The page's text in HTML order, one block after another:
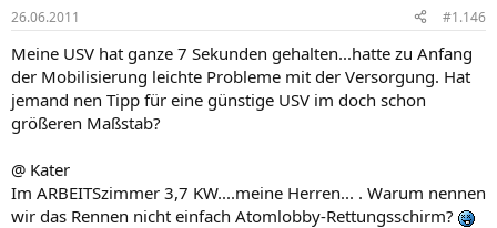
26.06.2011 #1.146
Meine USV hat ganze 7 Sekunden gehalten...hatte zu Anfang
der Mobilisierung leichte Probleme mit der Versorgung. Hat
jemand nen Tipp für eine günstige USV im doch schon
größeren Maßstab?
@ Kater
Im ARBEITSzimmer 3,7 KW....meine Herren... . Warum nennen
wir das Rennen nicht einfach Atomlobby-Rettungsschirm?